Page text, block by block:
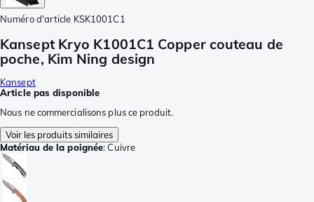
Numéro d'article KSK1001C1
Kansept Kryo K1001C1 Copper couteau de
poche, Kim Ning design
Kansept
Article pas disponible
Nous ne commercialisons plus ce produit.
Voir les produits similaires
Matériau de la poignée:Cuivre